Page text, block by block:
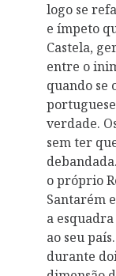
logo se
e ímpeto
Castela,
entre o
quando se
verdade.
sem ter
o próprio
Santarém
a
ao seu
durante